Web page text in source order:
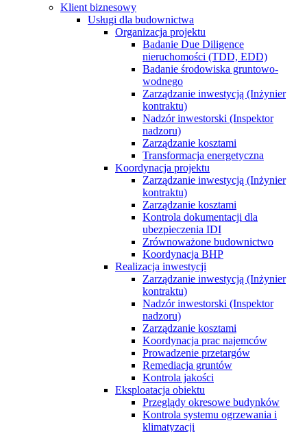
Klient biznesowy
Usługi dla budownictwa
Organizacja projektu
Badanie Due Diligence
nieruchomości (TDD, EDD)
Badanie środowiska gruntowo-
wodnego
Zarządzanie inwestycją (Inżynier
kontraktu)
Nadzór inwestorski (Inspektor
nadzoru)
Zarządzanie kosztami
Transformacja energetyczna
Koordynacja projektu
Zarządzanie inwestycją (Inżynier
kontraktu)
Zarządzanie kosztami
Kontrola dokumentacji dla
ubezpieczenia IDI
Zrównoważone budownictwo
Koordynacja BHP
Realizacja inwestycji
Zarządzanie inwestycją (Inżynier
kontraktu)
Nadzór inwestorski (Inspektor
nadzoru)
Zarządzanie kosztami
Koordynacja prac najemców
Prowadzenie przetargów
Remediacja gruntów
Kontrola jakości
Eksploatacja obiektu
Przeglądy okresowe budynków
Kontrola systemu ogrzewania i
klimatyzacji